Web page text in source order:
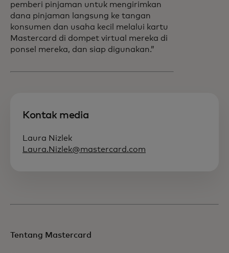
pemberi pinjaman untuk mengirimkan
dana pinjaman langsung ke tangan
konsumen dan usaha kecil melalui kartu
Mastercard di dompet virtual mereka di
ponsel mereka, dan siap digunakan.”
Kontak media
Laura Nizlek
Laura.Nizlek@mastercard.com
Tentang Mastercard